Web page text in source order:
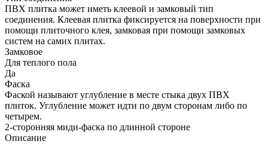
ПВХ плитка может иметь клеевой и замковый тип
соединения. Клеевая плитка фиксируется на поверхности при
помощи плиточного клея, замковая при помощи замковых
систем на самих плитах.
Замковое
Для теплого пола
Да
Фаска
Фаской называют углубление в месте стыка двух ПВХ
плиток. Углубление может идти по двум сторонам либо по
четырем.
2-сторонняя миди-фаска по длинной стороне
Описание